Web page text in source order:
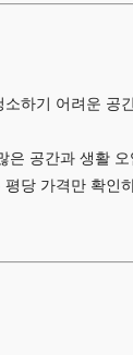
하기 어려운 공
은 공간과 생활
당 가격만 확인